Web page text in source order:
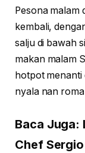
Pesona malam
kembali,
salju di bawah
makan malam
hotpot menanti
nyala nan
Baca Juga:
Chef